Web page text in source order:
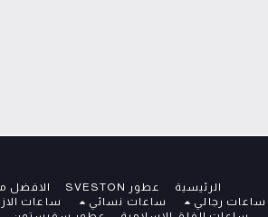
الرئيسية عطور SVESTON الافضل
رجالي
ساعات نسائي ساعات